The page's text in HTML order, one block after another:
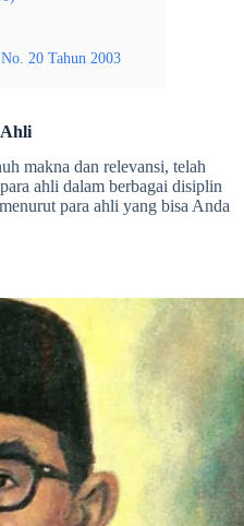
20 Tahun 2003
makna dan relevansi, telah
ahli dalam berbagai disiplin
para ahli yang bisa Anda